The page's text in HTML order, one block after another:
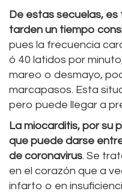
De estas secuelas,
tarden un tiempo
pues la frecuencia
ó 40 latidos por
mareo o desmayo,
marcapasos. Esta
pero puede llegar a
La miocarditis, por su
que puede darse
de coronavirus. Se
en el corazón que a
infarto o en